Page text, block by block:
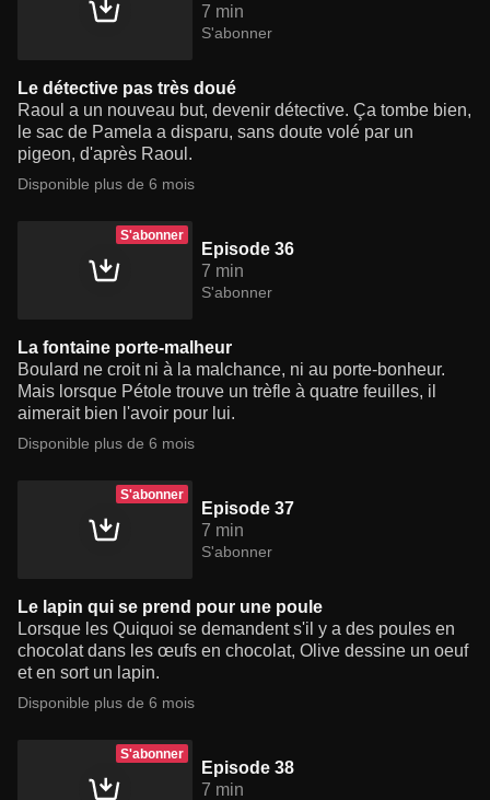
7 min
S'abonner
Le détective pas très doué
Raoul a un nouveau but, devenir détective. Ça tombe bien,
le sac de Pamela a disparu, sans doute volé par un
pigeon, d'après Raoul.
Disponible plus de 6 mois
S'abonner
Episode 36
7 min
S'abonner
La fontaine porte-malheur
Boulard ne croit ni à la malchance, ni au porte-bonheur.
Mais lorsque Pétole trouve un trèfle à quatre feuilles, il
aimerait bien l'avoir pour lui.
Disponible plus de 6 mois
S'abonner
Episode 37
7 min
S'abonner
Le lapin qui se prend pour une poule
Lorsque les Quiquoi se demandent s'il y a des poules en
chocolat dans les œufs en chocolat, Olive dessine un oeuf
et en sort un lapin.
Disponible plus de 6 mois
S'abonner
Episode 38
7 min